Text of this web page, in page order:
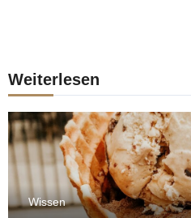
Weiterlesen
Wissen